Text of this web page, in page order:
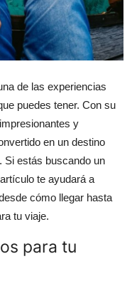
de las experiencias
puedes tener. Con su
y
en un destino
Si estás buscando un
te ayudará a
cómo llegar hasta
tu viaje.
para tu